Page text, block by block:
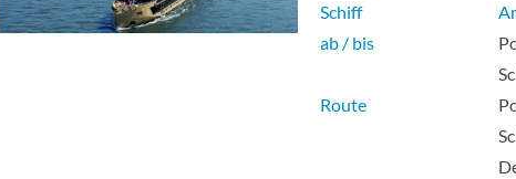
Schiff
ab / bis
Route